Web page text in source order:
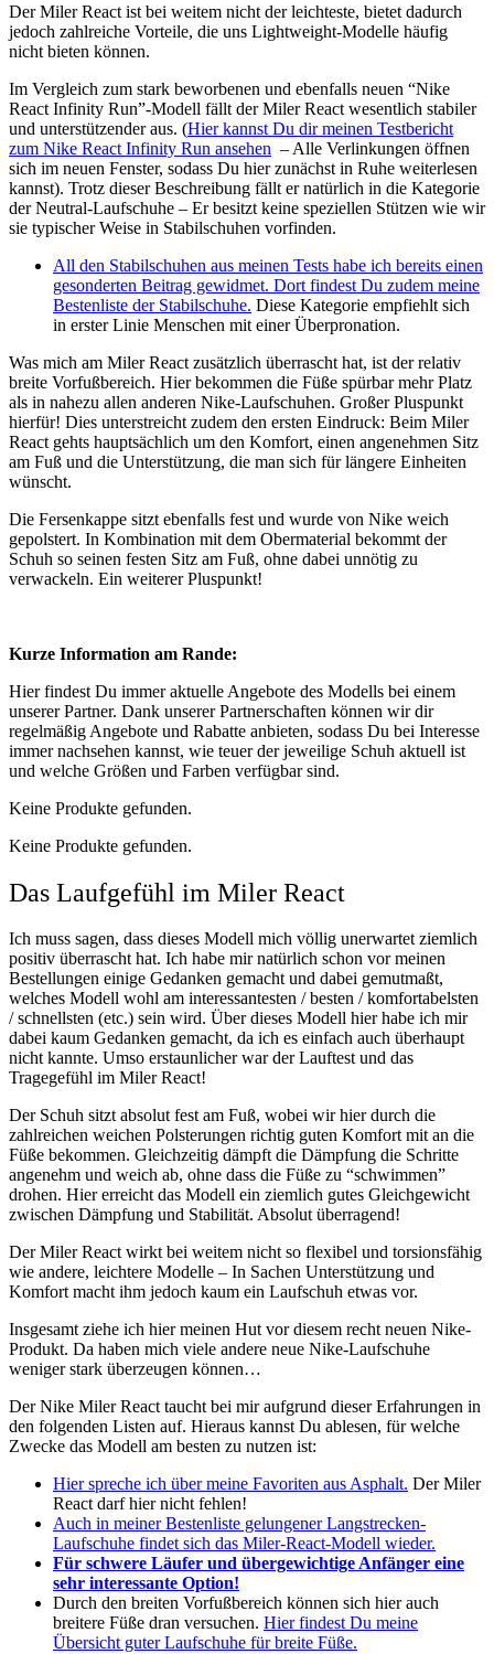
Der Miler React ist bei weitem nicht der leichteste, bietet dadurch
jedoch zahlreiche Vorteile, die uns Lightweight-Modelle häufig
nicht bieten können.
Im Vergleich zum stark beworbenen und ebenfalls neuen “Nike
React Infinity Run”-Modell fällt der Miler React wesentlich stabiler
und unterstützender aus. (Hier kannst Du dir meinen Testbericht
zum Nike React Infinity Run ansehen – Alle Verlinkungen öffnen
sich im neuen Fenster, sodass Du hier zunächst in Ruhe weiterlesen
kannst). Trotz dieser Beschreibung fällt er natürlich in die Kategorie
der Neutral-Laufschuhe – Er besitzt keine speziellen Stützen wie wir
sie typischer Weise in Stabilschuhen vorfinden.
All den Stabilschuhen aus meinen Tests habe ich bereits einen
gesonderten Beitrag gewidmet. Dort findest Du zudem meine
Bestenliste der Stabilschuhe. Diese Kategorie empfiehlt sich
in erster Linie Menschen mit einer Überpronation.
Was mich am Miler React zusätzlich überrascht hat, ist der relativ
breite Vorfußbereich. Hier bekommen die Füße spürbar mehr Platz
als in nahezu allen anderen Nike-Laufschuhen. Großer Pluspunkt
hierfür! Dies unterstreicht zudem den ersten Eindruck: Beim Miler
React gehts hauptsächlich um den Komfort, einen angenehmen Sitz
am Fuß und die Unterstützung, die man sich für längere Einheiten
wünscht.
Die Fersenkappe sitzt ebenfalls fest und wurde von Nike weich
gepolstert. In Kombination mit dem Obermaterial bekommt der
Schuh so seinen festen Sitz am Fuß, ohne dabei unnötig zu
verwackeln. Ein weiterer Pluspunkt!
Kurze Information am Rande:
Hier findest Du immer aktuelle Angebote des Modells bei einem
unserer Partner. Dank unserer Partnerschaften können wir dir
regelmäßig Angebote und Rabatte anbieten, sodass Du bei Interesse
immer nachsehen kannst, wie teuer der jeweilige Schuh aktuell ist
und welche Größen und Farben verfügbar sind.
Keine Produkte gefunden.
Keine Produkte gefunden.
Das Laufgefühl im Miler React
Ich muss sagen, dass dieses Modell mich völlig unerwartet ziemlich
positiv überrascht hat. Ich habe mir natürlich schon vor meinen
Bestellungen einige Gedanken gemacht und dabei gemutmaßt,
welches Modell wohl am interessantesten / besten / komfortabelsten
/ schnellsten (etc.) sein wird. Über dieses Modell hier habe ich mir
dabei kaum Gedanken gemacht, da ich es einfach auch überhaupt
nicht kannte. Umso erstaunlicher war der Lauftest und das
Tragegefühl im Miler React!
Der Schuh sitzt absolut fest am Fuß, wobei wir hier durch die
zahlreichen weichen Polsterungen richtig guten Komfort mit an die
Füße bekommen. Gleichzeitig dämpft die Dämpfung die Schritte
angenehm und weich ab, ohne dass die Füße zu “schwimmen”
drohen. Hier erreicht das Modell ein ziemlich gutes Gleichgewicht
zwischen Dämpfung und Stabilität. Absolut überragend!
Der Miler React wirkt bei weitem nicht so flexibel und torsionsfähig
wie andere, leichtere Modelle – In Sachen Unterstützung und
Komfort macht ihm jedoch kaum ein Laufschuh etwas vor.
Insgesamt ziehe ich hier meinen Hut vor diesem recht neuen Nike-
Produkt. Da haben mich viele andere neue Nike-Laufschuhe
weniger stark überzeugen können…
Der Nike Miler React taucht bei mir aufgrund dieser Erfahrungen in
den folgenden Listen auf. Hieraus kannst Du ablesen, für welche
Zwecke das Modell am besten zu nutzen ist:
Hier spreche ich über meine Favoriten aus Asphalt. Der Miler
React darf hier nicht fehlen!
Auch in meiner Bestenliste gelungener Langstrecken-
Laufschuhe findet sich das Miler-React-Modell wieder.
Für schwere Läufer und übergewichtige Anfänger eine
sehr interessante Option!
Durch den breiten Vorfußbereich können sich hier auch
breitere Füße dran versuchen. Hier findest Du meine
Übersicht guter Laufschuhe für breite Füße.